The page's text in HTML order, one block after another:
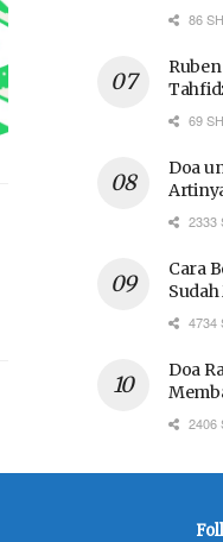
86
69
Doa
2333
Cara
4734
Doa
2406